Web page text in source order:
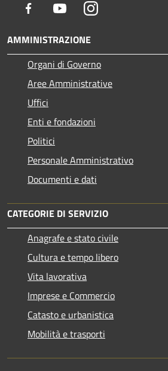
Facebook YoutubeInstagram
AMMINISTRAZIONE
Organi di Governo
Aree Amministrative
Uffici
Enti e fondazioni
Politici
Personale Amministrativo
Documenti e dati
CATEGORIE DI SERVIZIO
Anagrafe e stato civile
Cultura e tempo libero
Vita lavorativa
Imprese e Commercio
Catasto e urbanistica
Mobilità e trasporti